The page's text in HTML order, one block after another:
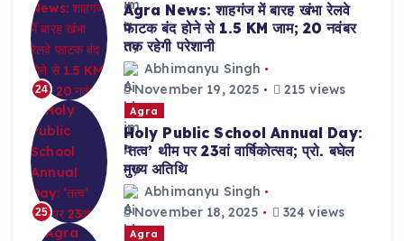
24
Agra News: शाहगंज में बारह खंभा रेलवे
फाटक बंद होने से 1.5 KM जाम; 20 नवंबर
तक रहेगी परेशानी
Abhimanyu Singh
November 19, 2025
215 views
25
Agra
Holy Public School Annual Day:
‘तत्व’ थीम पर 23वां वार्षिकोत्सव; प्रो. बघेल
मुख्य अतिथि
Abhimanyu Singh
November 18, 2025
324 views
Agra